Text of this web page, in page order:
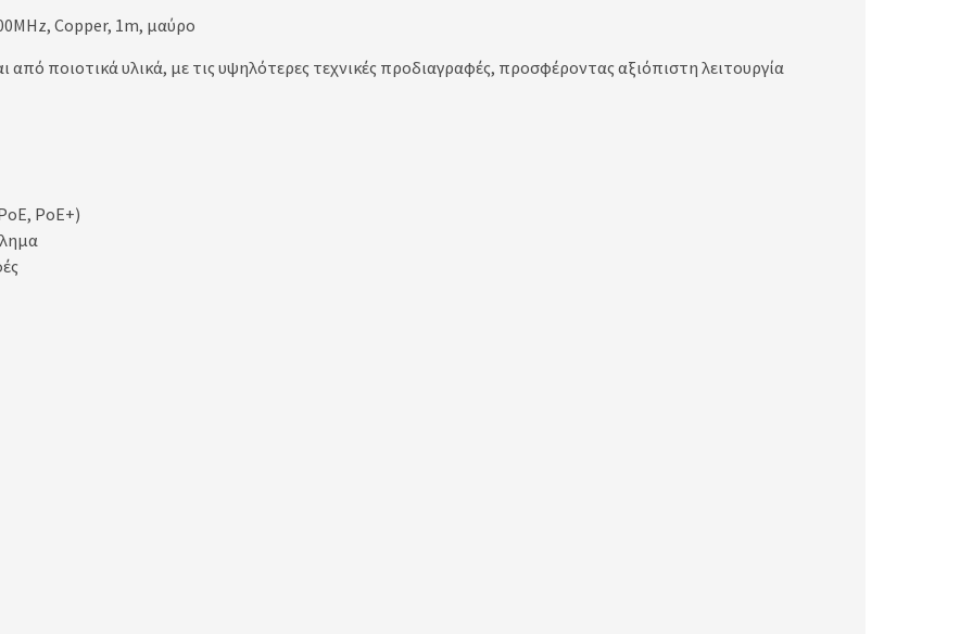
Copper, 1m, μαύρο
από ποιοτικά υλικά, με τις υψηλότερες τεχνικές προδιαγραφές, προσφέροντας αξιόπιστη λειτουργία
PoE+)